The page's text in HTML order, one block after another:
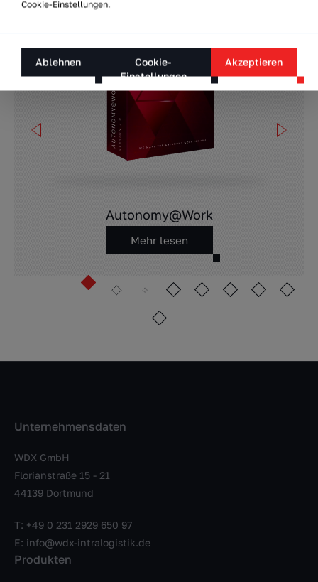
Autonomy@Work
Mehr lesen
Unternehmensdaten
WDX GmbH
Florianstraße 15 - 21
44139 Dortmund
T: +49 0 231 2929 650 97
E: info@wdx-intralogistik.de
Produkten
Cookie-Einstellungen.
Ablehnen
Cookie-
Einstellungen
Akzeptieren